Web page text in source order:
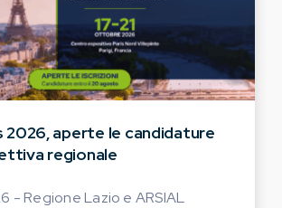
2026, aperte le candidature
regionale
- Regione Lazio e ARSIAL